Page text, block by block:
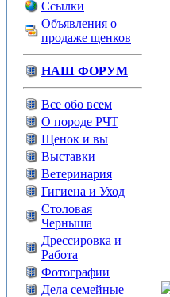
Ссылки
Объявления о
продаже щенков
НАШ ФОРУМ
Все обо всем
О породе РЧТ
Щенок и вы
Выставки
Ветеринария
Гигиена и Уход
Столовая
Черныша
Дрессировка и
Работа
Фотографии
Дела семейные